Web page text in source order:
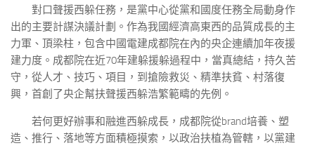
對口聲援西躲任務，是黨中心從黨和國度任務全局動身作
出的主要計謀決議計劃。作為我國經濟高東西的品質成長的主
力軍、頂梁柱，包含中國電建成都院在內的央企連續加年夜援
建力度。成都院在近70年建躲援躲過程中，當真總結，持久苦
守，從人才、技巧、項目，到搶險救災、精準扶貧、村落復
興，首創了央企幫扶聲援西躲浩繁範疇的先例。
若何更好辦事和融進西躲成長，成都院從brand培養、塑
造、推行、落地等方面積極摸索，以政治扶植為管轄，以黨建